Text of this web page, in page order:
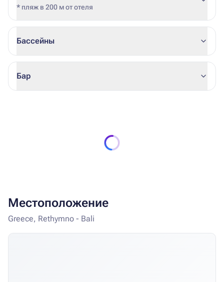
* пляж в 200 м от отеля
Бассейны
Бар
Местоположение
Greece, Rethymno - Bali